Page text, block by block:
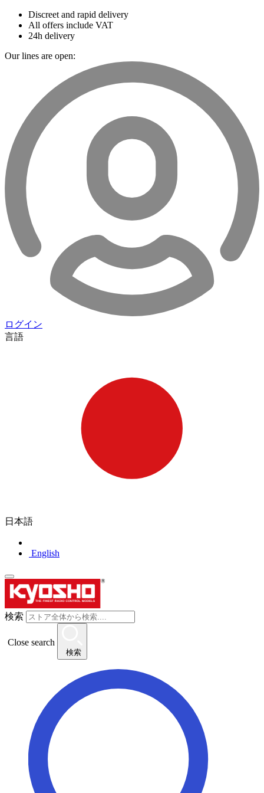
Discreet and rapid delivery
All offers include VAT
24h delivery
Our lines are open:
ログイン
言語
日本語
English
検索
Close search
検索